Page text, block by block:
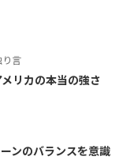
り言
リカの本当の強さ
ンのバランスを意識